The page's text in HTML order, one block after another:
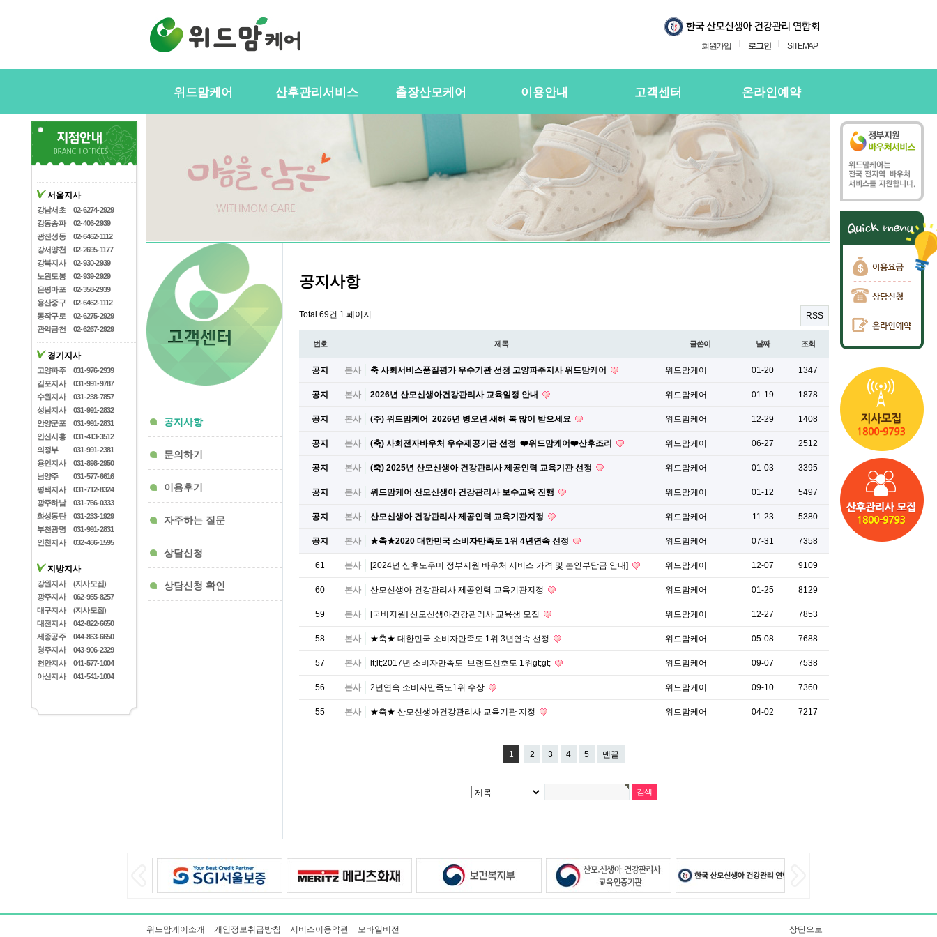
회원가입 로그인 SITEMAP
위드맘케어
지사모집
산후관리사모집
산후관리서비스
정부지원(바우처) 서비
스
산후관리사 업무
출장산모케어
산전바디케어
산후바디케어
케어매니저 자격요건
유의사항
이용안내
이용절차
이용요금
대여용품
이용약관
고객센터
공지사항
문의하기
이용후기
자주하는질문
상담신청
상담신청 확인
온라인예약
온라인 예약확인
공지사항
문의하기
이용후기
자주하는 질문
상담신청
상담신청 확인
서울지사
강남서초
02-6274-2929
강동송파
02-406-2939
광진성동
02-6462-1112
강서양천
02-2695-1177
강북지사
02-930-2939
노원도봉
02-939-2929
은평마포
02-358-2939
용산중구
02-6462-1112
동작구로
02-6275-2929
관악금천
02-6267-2929
경기지사
고양파주
031-976-2939
김포지사
031-991-9787
수원지사
031-238-7857
성남지사
031-991-2832
안양군포
031-991-2831
안산시흥
031-413-3512
의정부
031-991-2381
용인지사
031-898-2950
남양주
031-577-6616
평택지사
031-712-8324
광주하남
031-766-0333
화성동탄
031-233-1929
부천광명
031-991-2831
인천지사
032-466-1595
지방지사
강원지사
(지사모집)
광주지사
062-955-8257
대구지사
(지사모집)
대전지사
042-822-6650
세종공주
044-863-6650
청주지사
043-906-2329
천안지사
041-577-1004
아산지사
041-541-1004
공지사항
Total 69건 1 페이지 RSS
번호 제목 글쓴이 날짜 조회
공지 본사 축 사회서비스품질평가 우수기관 선정 고양파주지사 위드맘케어 위드맘케어 01-20 1347
공지 본사 2026년 산모신생아건강관리사 교육일정 안내 위드맘케어 01-19 1878
공지 본사 (주) 위드맘케어 2026년 병오년 새해 복 많이 받으세요 위드맘케어 12-29 1408
공지 본사 (축) 사회전자바우처 우수제공기관 선정 ❤️위드맘케어❤️산후조리 위드맘케어 06-27 2512
공지 본사 (축) 2025년 산모신생아 건강관리사 제공인력 교육기관 선정 위드맘케어 01-03 3395
공지 본사 위드맘케어 산모신생아 건강관리사 보수교육 진행 위드맘케어 01-12 5497
공지 본사 산모신생아 건강관리사 제공인력 교육기관지정 위드맘케어 11-23 5380
공지 본사 ★축★2020 대한민국 소비자만족도 1위 4년연속 선정 위드맘케어 07-31 7358
61 본사 [2024년 산후도우미 정부지원 바우처 서비스 가격 및 본인부담금 안내] 위드맘케어 12-07 9109
60 본사 산모신생아 건강관리사 제공인력 교육기관지정 위드맘케어 01-25 8129
59 본사 [국비지원] 산모신생아건강관리사 교육생 모집 위드맘케어 12-27 7853
58 본사 ★축★ 대한민국 소비자만족도 1위 3년연속 선정 위드맘케어 05-08 7688
57 본사 lt;lt;2017년 소비자만족도 브랜드선호도 1위gt;gt; 위드맘케어 09-07 7538
56 본사 2년연속 소비자만족도1위 수상 위드맘케어 09-10 7360
55 본사 ★축★ 산모신생아건강관리사 교육기관 지정 위드맘케어 04-02 7217
1 2 3 4 5 맨끝
위드맘케어소개 개인정보취급방침 서비스이용약관 모바일버전 상단으로